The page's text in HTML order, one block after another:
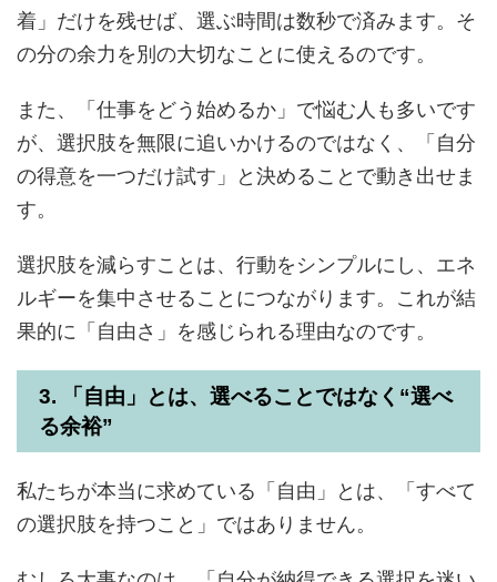
着」だけを残せば、選ぶ時間は数秒で済みます。そ
の分の余力を別の大切なことに使えるのです。
また、「仕事をどう始めるか」で悩む人も多いです
が、選択肢を無限に追いかけるのではなく、「自分
の得意を一つだけ試す」と決めることで動き出せま
す。
選択肢を減らすことは、行動をシンプルにし、エネ
ルギーを集中させることにつながります。これが結
果的に「自由さ」を感じられる理由なのです。
3. 「自由」とは、選べることではなく“選べ
る余裕”
私たちが本当に求めている「自由」とは、「すべて
の選択肢を持つこと」ではありません。